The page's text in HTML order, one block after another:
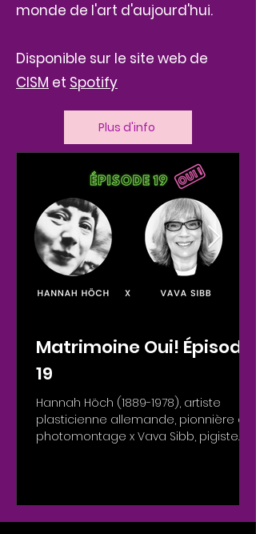
monde de l'art d'aujourd'hui.
Disponible sur le site web de
CISM et Spotify
Plus d'info
Matrimoine Oui! Épisode
19
Hannah Höch (1889-1978), artiste
plasticienne allemande, pionnière du
photomontage x Vava Sibb, pigiste